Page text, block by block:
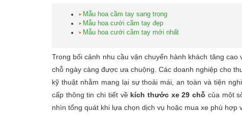
Mẫu hoa cầm tay sang trọng
Mẫu hoa cưới cầm tay đẹp
Mẫu hoa cưới cầm tay mới nhất
Trong bối cảnh nhu cầu vận chuyển hành khách tăng
chỗ ngày càng được ưa chuộng. Các doanh nghiệp cho
kỹ thuật nhằm mang lại sự thoải mái, an toàn và tiện
cấp thông tin chi tiết về kích thước xe 29 chỗ của một
nhìn tổng quát khi lựa chọn dịch vụ hoặc mua xe phù hợp